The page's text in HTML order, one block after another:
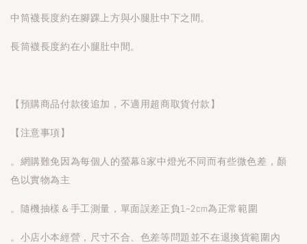
中筒襪長度約在腳踝上方與小腿肚中下之間。
長筒襪長度約在小腿肚中間。
【預購商品付款後追加，不適用超商取貨付款】
【注意事項】
。網購難免因為每個人的螢幕&家中燈光不同而有些微色差，顏
色以實物為主
。隨機抽樣＆手工測量，單面誤差正負1~2cm為正常範圍
。小店小本經營，尺寸不合、色差等問題並不在退換貨範圍內